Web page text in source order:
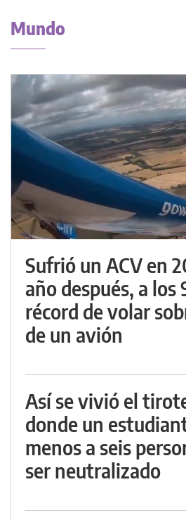
Mundo
Sufrió un ACV en
año después, a los
récord de volar
de un avión
Así se vivió el
donde un
menos a seis
ser neutralizado